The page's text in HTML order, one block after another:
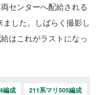
センターへ配給される
した。しばらく撮影し
はこれがラストになっ
編成
211系マリ505編成